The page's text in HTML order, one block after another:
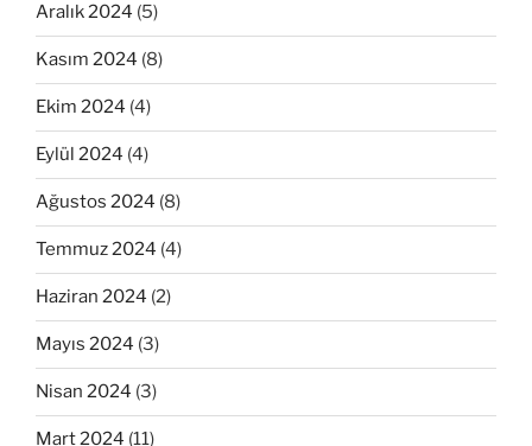
Aralık 2024 (5)
Kasım 2024 (8)
Ekim 2024 (4)
Eylül 2024 (4)
Ağustos 2024 (8)
Temmuz 2024 (4)
Haziran 2024 (2)
Mayıs 2024 (3)
Nisan 2024 (3)
Mart 2024 (11)